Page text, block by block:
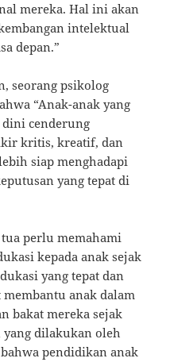
mereka. Hal ini akan
intelektual
depan.”
seorang psikolog
“Anak-anak yang
dini cenderung
kritis, kreatif, dan
siap menghadapi
yang tepat di
perlu memahami
kepada anak sejak
yang tepat dan
anak dalam
bakat mereka sejak
dilakukan oleh
pendidikan anak